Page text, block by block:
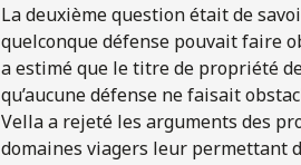
La deuxième question était de
quelconque défense pouvait faire
a estimé que le titre de propriété
qu’aucune défense ne faisait
Vella a rejeté les arguments des
domaines viagers leur permettant